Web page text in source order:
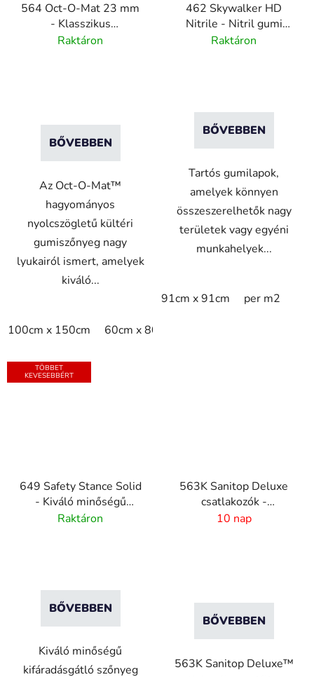
564 Oct-O-Mat 23 mm
- Klasszikus
nyolcszögletű bejárati
Raktáron
BŐVEBBEN
Az Oct-O-Mat™
hagyományos
nyolcszögletű kültéri
gumiszőnyeg nagy
lyukairól ismert, amelyek
kiváló...
100cm x 150cm 60cm x 80cm
462 Skywalker HD
Nitrile - Nitril gumi
csempe
Raktáron
BŐVEBBEN
Tartós gumilapok,
amelyek könnyen
összeszerelhetők nagy
területek vagy egyéni
munkahelyek...
91cm x 91cm per m2
TÖBBET
KEVESEBBÉRT
649 Safety Stance Solid
- Kiváló minőségű
kifáradásgátló szőnyeg -
Raktáron
BŐVEBBEN
Kiváló minőségű
kifáradásgátló szőnyeg
563K Sanitop Deluxe
csatlakozók -
Csatlakozók
10 nap
BŐVEBBEN
563K Sanitop Deluxe™